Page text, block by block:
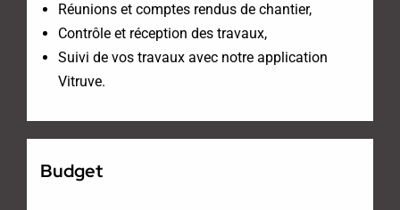
Réunions et comptes rendus de chantier,
Contrôle et réception des travaux,
Suivi de vos travaux avec notre application
Vitruve.
Budget